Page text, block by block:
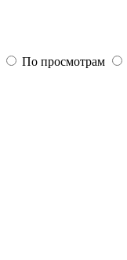
По просмотрам